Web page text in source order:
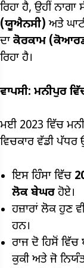
ਰਿਹਾ ਹੈ, ਉਹੀਂ
(ਯੂਐਨਸੀ) ਅਤੇ
ਦਾ ਕੋਰਕਾਮ
ਰਿਹਾ ਹੈ।
ਵਾਪਸੀ: ਮਨੀਪੁਰ
ਮਈ 2023 ਵਿੱਚ
ਵਿਚਕਾਰ ਵੱਡੀ ਪੱਧਰ
ਇਸ ਹਿੰਸਾ ਵਿੱਚ
ਲੋਕ ਬੇਘਰ ਹੋਏ।
ਹਜ਼ਾਰਾਂ ਲੋਕ ਹੁਣ
ਹਨ।
ਰਾਜ ਦੋ ਹਿਸੋਂ
ਕੁਕੀ ਅਤੇ ਜੋ